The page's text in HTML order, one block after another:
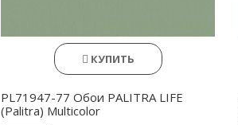
КУПИТЬ
PL71947-77 Обои PALITRA LIFE
(Palitra) Multicolor